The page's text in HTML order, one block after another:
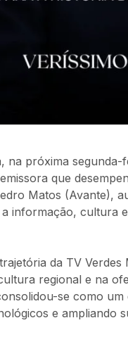
na próxima
que
Matos (Avante),
informação, cultura
da TV
regional e na
se como
e ampliando